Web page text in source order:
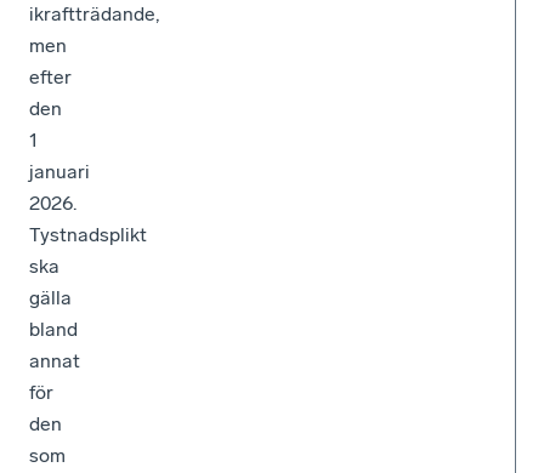
ikraftträdande,
men
efter
den
1
januari
2026.
Tystnadsplikt
ska
gälla
bland
annat
för
den
som